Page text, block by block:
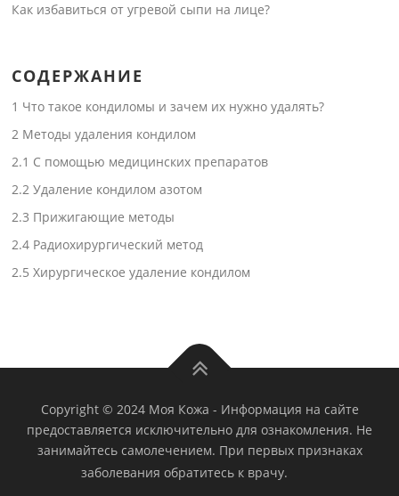
Как избавиться от угревой сыпи на лице?
СОДЕРЖАНИЕ
1 Что такое кондиломы и зачем их нужно удалять?
2 Методы удаления кондилом
2.1 С помощью медицинских препаратов
2.2 Удаление кондилом азотом
2.3 Прижигающие методы
2.4 Радиохирургический метод
2.5 Хирургическое удаление кондилом
Copyright © 2024 Моя Кожа - Информация на сайте
предоставляется исключительно для ознакомления. Не
занимайтесь самолечением. При первых признаках
заболевания обратитесь к врачу.